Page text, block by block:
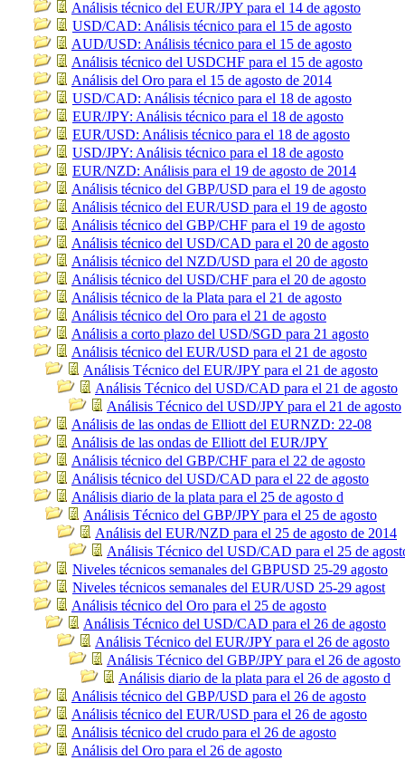
Análisis técnico del EUR/JPY para el 14 de agosto
USD/CAD: Análisis técnico para el 15 de agosto
AUD/USD: Análisis técnico para el 15 de agosto
Análisis técnico del USDCHF para el 15 de agosto
Análisis del Oro para el 15 de agosto de 2014
USD/CAD: Análisis técnico para el 18 de agosto
EUR/JPY: Análisis técnico para el 18 de agosto
EUR/USD: Análisis técnico para el 18 de agosto
USD/JPY: Análisis técnico para el 18 de agosto
EUR/NZD: Análisis para el 19 de agosto de 2014
Análisis técnico del GBP/USD para el 19 de agosto
Análisis técnico del EUR/USD para el 19 de agosto
Análisis técnico del GBP/CHF para el 19 de agosto
Análisis técnico del USD/CAD para el 20 de agosto
Análisis técnico del NZD/USD para el 20 de agosto
Análisis técnico del USD/CHF para el 20 de agosto
Análisis técnico de la Plata para el 21 de agosto
Análisis técnico del Oro para el 21 de agosto
Análisis a corto plazo del USD/SGD para 21 agosto
Análisis técnico del EUR/USD para el 21 de agosto
Análisis Técnico del EUR/JPY para el 21 de agosto
Análisis Técnico del USD/CAD para el 21 de agosto
Análisis Técnico del USD/JPY para el 21 de agosto
Análisis de las ondas de Elliott del EURNZD: 22-08
Análisis de las ondas de Elliott del EUR/JPY
Análisis técnico del GBP/CHF para el 22 de agosto
Análisis técnico del USD/CAD para el 22 de agosto
Análisis diario de la plata para el 25 de agosto d
Análisis Técnico del GBP/JPY para el 25 de agosto
Análisis del EUR/NZD para el 25 de agosto de 2014
Análisis Técnico del USD/CAD para el 25 de
Niveles técnicos semanales del GBPUSD 25-29 agosto
Niveles técnicos semanales del EUR/USD 25-29 agost
Análisis técnico del Oro para el 25 de agosto
Análisis Técnico del USD/CAD para el 26 de agosto
Análisis Técnico del EUR/JPY para el 26 de agosto
Análisis Técnico del GBP/JPY para el 26 de agosto
Análisis diario de la plata para el 26 de agosto d
Análisis técnico del GBP/USD para el 26 de agosto
Análisis técnico del EUR/USD para el 26 de agosto
Análisis técnico del crudo para el 26 de agosto
Análisis del Oro para el 26 de agosto